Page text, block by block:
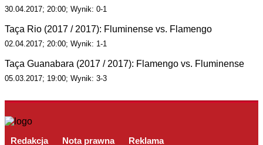
30.04.2017; 20:00; Wynik: 0-1
Taça Rio (2017 / 2017): Fluminense vs. Flamengo
02.04.2017; 20:00; Wynik: 1-1
Taça Guanabara (2017 / 2017): Flamengo vs. Fluminense
05.03.2017; 19:00; Wynik: 3-3
Redakcja Nota prawna Reklama